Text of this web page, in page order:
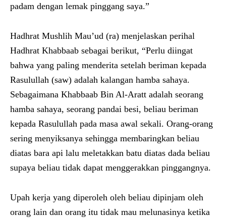
padam dengan lemak pinggang saya.”
Hadhrat Mushlih Mau’ud (ra) menjelaskan perihal
Hadhrat Khabbaab sebagai berikut, “Perlu diingat
bahwa yang paling menderita setelah beriman kepada
Rasulullah (saw) adalah kalangan hamba sahaya.
Sebagaimana Khabbaab Bin Al-Aratt adalah seorang
hamba sahaya, seorang pandai besi, beliau beriman
kepada Rasulullah pada masa awal sekali. Orang-orang
sering menyiksanya sehingga membaringkan beliau
diatas bara api lalu meletakkan batu diatas dada beliau
supaya beliau tidak dapat menggerakkan pinggangnya.
Upah kerja yang diperoleh oleh beliau dipinjam oleh
orang lain dan orang itu tidak mau melunasinya ketika